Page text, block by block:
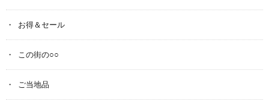
お得＆セール
この街の○○
ご当地品